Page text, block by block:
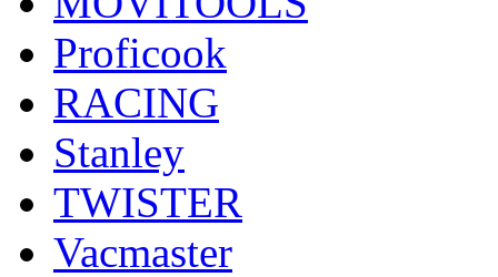
Proficook
RACING
Stanley
TWISTER
Vacmaster